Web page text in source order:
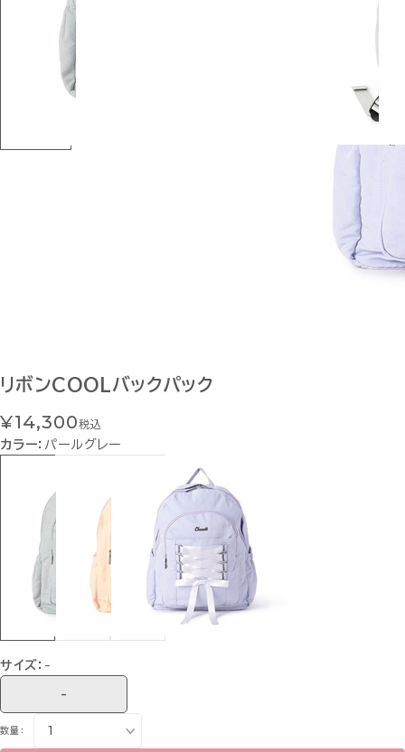
リボンCOOLバックパック
¥14,300税込
カラー： パールグレー
サイズ： -
-
数量：